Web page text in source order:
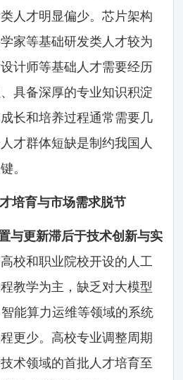
人才明显偏少。芯片架构
家等基础研发类人才较为
计师等基础人才需要经历
具备深厚的专业知识积淀
长和培养过程通常需要几
才群体短缺是制约我国人
。
培育与市场需求脱节
与更新滞后于技术创新与实
校和职业院校开设的人工
教学为主，缺乏对大模型
能算力运维等领域的系统
更少。高校专业调整周期
术领域的首批人才培育至